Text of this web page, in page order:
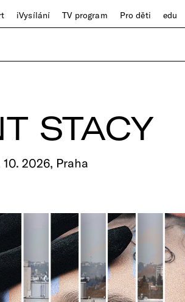
iVysílání TV program Pro děti edu
STACY
10. 2026, Praha